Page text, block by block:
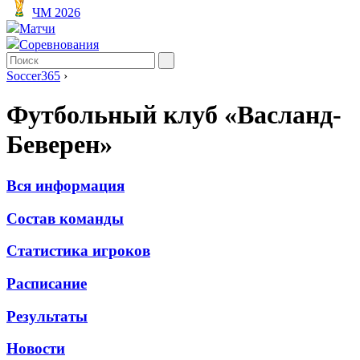
ЧМ 2026
Матчи
Соревнования
Soccer365 ›
Футбольный клуб «Васланд-
Беверен»
Вся информация
Состав команды
Статистика игроков
Расписание
Результаты
Новости